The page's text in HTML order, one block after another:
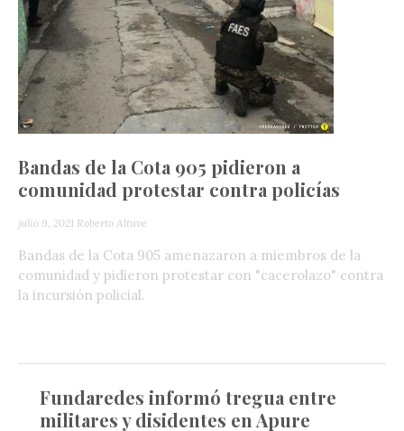
Bandas de la Cota 905 pidieron a
comunidad protestar contra policías
julio 9, 2021 Roberto Altuve
Bandas de la Cota 905 amenazaron a miembros de la
comunidad y pidieron protestar con "cacerolazo" contra
la incursión policial.
Fundaredes informó tregua entre
militares y disidentes en Apure